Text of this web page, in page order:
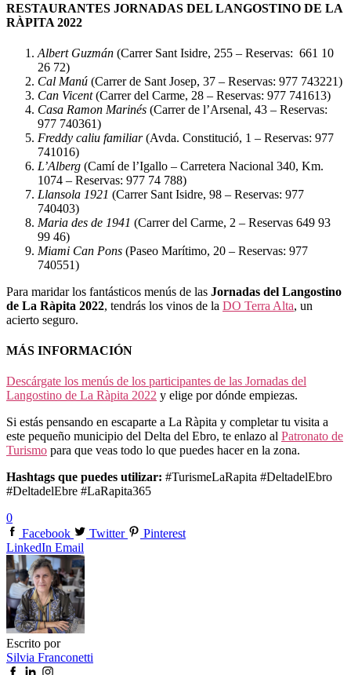
RESTAURANTES JORNADAS DEL LANGOSTINO DE LA
RÀPITA 2022
Albert Guzmán (Carrer Sant Isidre, 255 – Reservas: 661 10
26 72)
Cal Manú (Carrer de Sant Josep, 37 – Reservas: 977 743221)
Can Vicent(Carrer del Carme, 28 – Reservas: 977 741613)
Casa Ramon Marinés (Carrer de l’Arsenal, 43 – Reservas:
977 740361)
Freddy caliu familiar(Avda. Constitució, 1 – Reservas: 977
741016)
L’Alberg (Camí de l’Igallo – Carretera Nacional 340, Km.
1074 – Reservas: 977 74 788)
Llansola 1921 (Carrer Sant Isidre, 98 – Reservas: 977
740403)
Maria des de 1941 (Carrer del Carme, 2 – Reservas 649 93
99 46)
Miami Can Pons (Paseo Marítimo, 20 – Reservas: 977
740551)
Para maridar los fantásticos menús de las Jornadas del Langostino
de La Ràpita 2022, tendrás los vinos de la DO Terra Alta, un
acierto seguro.
MÁS INFORMACIÓN
Descárgate los menús de los participantes de las Jornadas del
Langostino de La Ràpita 2022 y elige por dónde empiezas.
Si estás pensando en escaparte a La Ràpita y completar tu visita a
este pequeño municipio del Delta del Ebro, te enlazo al Patronato de
Turismo para que veas todo lo que puedes hacer en la zona.
Hashtags que puedes utilizar: #TurismeLaRapita #DeltadelEbro
#DeltadelEbre #LaRapita365
0
Facebook
Twitter
Pinterest
LinkedIn Email
Escrito por
Silvia Franconetti